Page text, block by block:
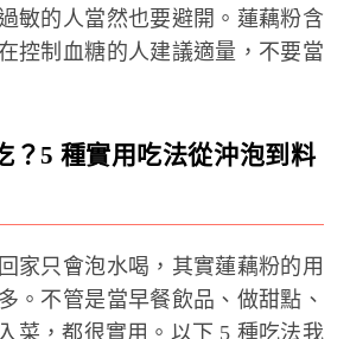
敏的人當然也要避開。蓮藕粉含
控制血糖的人建議適量，不要當
？5 種實用吃法從沖泡到料
家只會泡水喝，其實蓮藕粉的用
。不管是當早餐飲品、做甜點、
菜，都很實用。以下 5 種吃法我